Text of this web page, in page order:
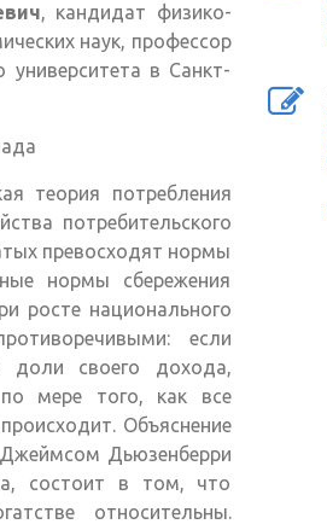
, кандидат физико-
наук, профессор
университета в Санкт-
теория потребления
потребительского
превосходят нормы
нормы сбережения
росте национального
если
доли своего дохода,
мере того, как все
Объяснение
Дьюзенберри
состоит в том, что
относительны.